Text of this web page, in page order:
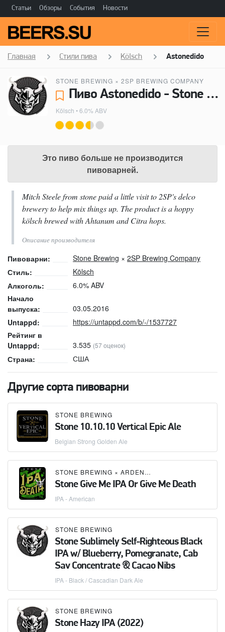
Статьи Обзоры События Новости
Главная Стили пива Kölsch Astonedido
STONE BREWING × 2SP BREWING COMPANY
Пиво Astonedido - Stone Brewing, 2SP Brewing Company
Kölsch • 6.0% ABV
Это пиво больше не производится
пивоварней.
Mitch Steele from stone paid a little visit to 2SP's delco
brewery to help mix things up. The product is a hoppy
kölsch brewed with Ahtanum and Citra hops.
Описание производителя
Пивоварни: Stone Brewing × 2SP Brewing Company
Стиль:
Kölsch
Алкоголь:
6.0% ABV
Начало
выпуска:
03.05.2016
Untappd:
https://untappd.com/b/-/1537727
Рейтинг в
Untappd:
3.535 (57 оценок)
Страна: США
Другие сорта пивоварни
STONE BREWING
Stone 10.10.10 Vertical Epic Ale
Belgian Strong Golden Ale
STONE BREWING × ARDENT CRAFT ALES
Stone Give Me IPA Or Give Me Death
IPA - American
STONE BREWING
Stone Sublimely Self-Righteous Black
IPA w/ Blueberry, Pomegranate, Cab
Sav Concentrate & Cacao Nibs
IPA - Black / Cascadian Dark Ale
STONE BREWING
Stone Hazy IPA (2022)